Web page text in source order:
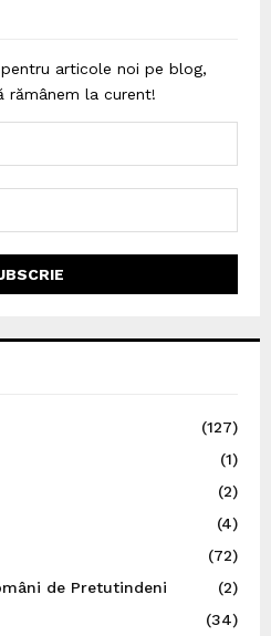
articole noi pe blog,
rămânem la curent!
(127)
(1)
(2)
(4)
(72)
de Pretutindeni
(2)
(34)